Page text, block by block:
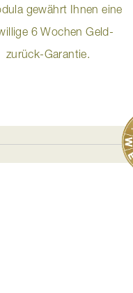
gewährt Ihnen eine
6 Wochen Geld-
zurück-Garantie.